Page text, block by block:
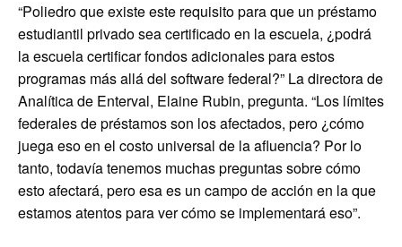
“Poliedro que existe este requisito para que un préstamo
estudiantil privado sea certificado en la escuela, ¿podrá
la escuela certificar fondos adicionales para estos
programas más allá del software federal?” La directora de
Analítica de Enterval, Elaine Rubin, pregunta. “Los límites
federales de préstamos son los afectados, pero ¿cómo
juega eso en el costo universal de la afluencia? Por lo
tanto, todavía tenemos muchas preguntas sobre cómo
esto afectará, pero esa es un campo de acción en la que
estamos atentos para ver cómo se implementará eso”.